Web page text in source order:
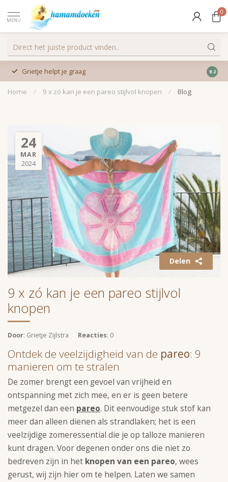
MENU
0
Grietje helpt je graag 9.2
Home / 9 x zó kan je een pareo stijlvol knopen / Blog
24
MAR
2024
Delen
9 x zó kan je een pareo stijlvol
knopen
Door: Grietje Zijlstra Reacties: 0
Ontdek de veelzijdigheid van de pareo: 9
manieren om te stralen
De zomer brengt een gevoel van vrijheid en
ontspanning met zich mee, en er is geen betere
metgezel dan een pareo. Dit eenvoudige stuk stof kan
meer dan alleen dienen als strandlaken; het is een
veelzijdige zomeressential die je op talloze manieren
kunt dragen. Voor degenen onder ons die niet zo
bedreven zijn in het knopen van een pareo, wees
gerust, wij zijn hier om te helpen. Laten we samen